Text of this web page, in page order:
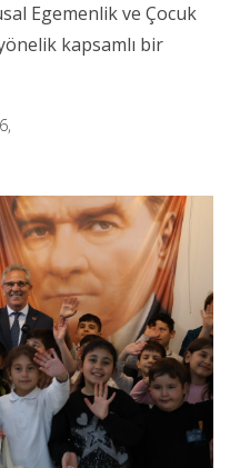
Egemenlik ve Çocuk
kapsamlı bir